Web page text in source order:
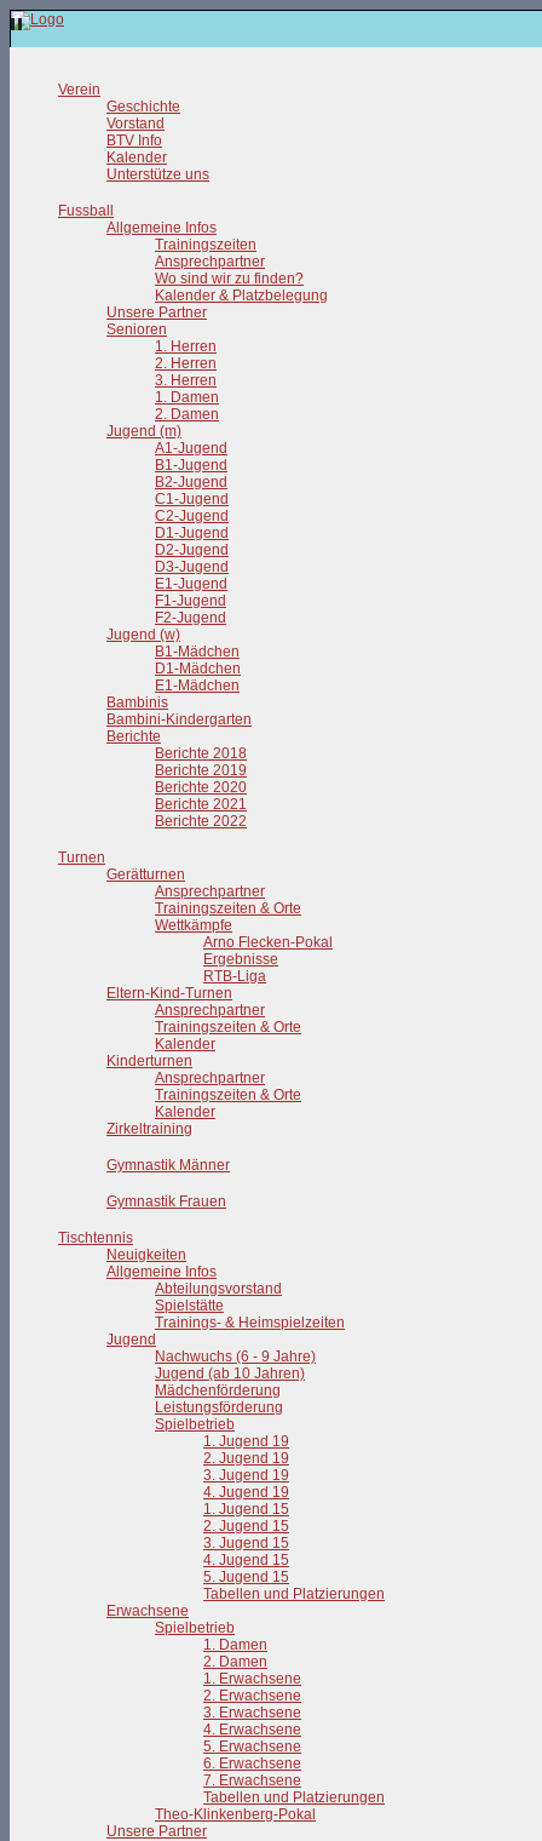
Verein
Geschichte
Vorstand
BTV Info
Kalender
Unterstütze uns
Fussball
Allgemeine Infos
Trainingszeiten
Ansprechpartner
Wo sind wir zu finden?
Kalender & Platzbelegung
Unsere Partner
Senioren
1. Herren
2. Herren
3. Herren
1. Damen
2. Damen
Jugend (m)
A1-Jugend
B1-Jugend
B2-Jugend
C1-Jugend
C2-Jugend
D1-Jugend
D2-Jugend
D3-Jugend
E1-Jugend
F1-Jugend
F2-Jugend
Jugend (w)
B1-Mädchen
D1-Mädchen
E1-Mädchen
Bambinis
Bambini-Kindergarten
Berichte
Berichte 2018
Berichte 2019
Berichte 2020
Berichte 2021
Berichte 2022
Turnen
Gerätturnen
Ansprechpartner
Trainingszeiten & Orte
Wettkämpfe
Arno Flecken-Pokal
Ergebnisse
RTB-Liga
Eltern-Kind-Turnen
Ansprechpartner
Trainingszeiten & Orte
Kalender
Kinderturnen
Ansprechpartner
Trainingszeiten & Orte
Kalender
Zirkeltraining
Gymnastik Männer
Gymnastik Frauen
Tischtennis
Neuigkeiten
Allgemeine Infos
Abteilungsvorstand
Spielstätte
Trainings- & Heimspielzeiten
Jugend
Nachwuchs (6 - 9 Jahre)
Jugend (ab 10 Jahren)
Mädchenförderung
Leistungsförderung
Spielbetrieb
1. Jugend 19
2. Jugend 19
3. Jugend 19
4. Jugend 19
1. Jugend 15
2. Jugend 15
3. Jugend 15
4. Jugend 15
5. Jugend 15
Tabellen und Platzierungen
Erwachsene
Spielbetrieb
1. Damen
2. Damen
1. Erwachsene
2. Erwachsene
3. Erwachsene
4. Erwachsene
5. Erwachsene
6. Erwachsene
7. Erwachsene
Tabellen und Platzierungen
Theo-Klinkenberg-Pokal
Unsere Partner